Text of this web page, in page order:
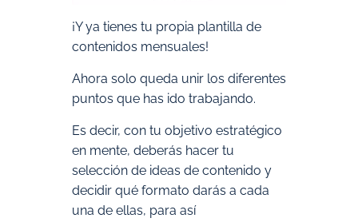
¡Y ya tienes tu propia plantilla de
contenidos mensuales!
Ahora solo queda unir los diferentes
puntos que has ido trabajando.
Es decir, con tu objetivo estratégico
en mente, deberás hacer tu
selección de ideas de contenido y
decidir qué formato darás a cada
una de ellas, para así